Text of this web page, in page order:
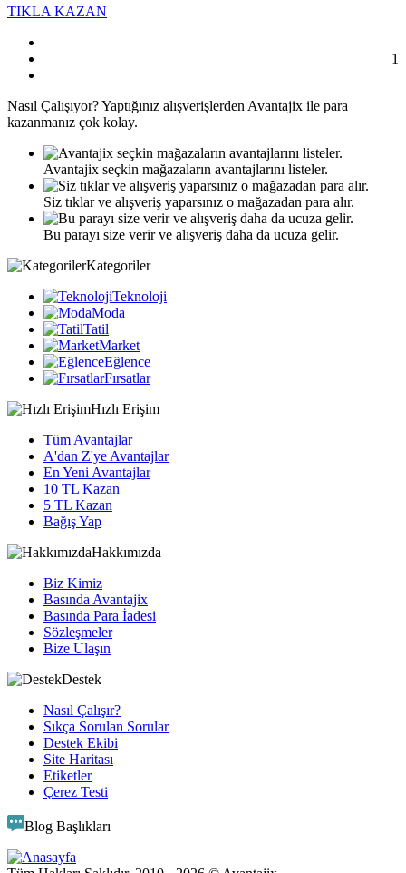
TIKLA KAZAN
1
Nasıl Çalışıyor?Yaptığınız alışverişlerden Avantajix ile para
kazanmanız çok kolay.
Avantajix seçkin mağazaların avantajlarını listeler.
Siz tıklar ve alışveriş yaparsınız o mağazadan para alır.
Bu parayı size verir ve alışveriş daha da ucuza gelir.
Kategoriler
Teknoloji
Moda
Tatil
Market
Eğlence
Fırsatlar
Hızlı Erişim
Tüm Avantajlar
A'dan Z'ye Avantajlar
En Yeni Avantajlar
10 TL Kazan
5 TL Kazan
Bağış Yap
Hakkımızda
Biz Kimiz
Basında Avantajix
Basında Para İadesi
Sözleşmeler
Bize Ulaşın
Destek
Nasıl Çalışır?
Sıkça Sorulan Sorular
Destek Ekibi
Site Haritası
Etiketler
Çerez Testi
Blog Başlıkları